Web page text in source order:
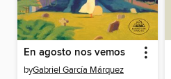
En agosto nos vemos
byGabriel García Márquez